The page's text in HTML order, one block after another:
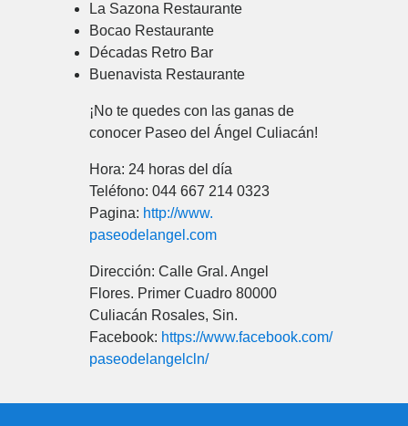
La Sazona Restaurante
Bocao Restaurante
Décadas Retro Bar
Buenavista Restaurante
¡No te quedes con las ganas de
conocer Paseo del Ángel Culiacán!
Hora: 24 horas del día
Teléfono: 044 667 214 0323
Pagina: http://www.
paseodelangel.com
Dirección: Calle Gral. Angel
Flores. Primer Cuadro 80000
Culiacán Rosales, Sin.
Facebook: https://www.facebook.com/
paseodelangelcln/